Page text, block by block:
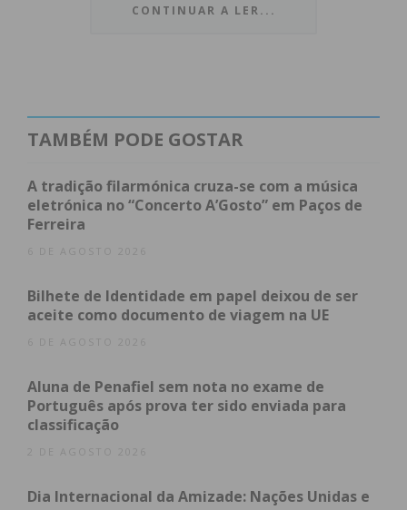
Mosteiro de Ferreira, estarão Alexandre Andrade,
que dedica as suas atuações ao repertório dos
época, os seus programas procuram evidenciar os
grandes compositores de referência europeia, bem
como os mestres do barroco ibérico”, explica a
do Românico
O repertório do I Ciclo de Música Antiga pelo
Interior do Património conta com obras de Carlos
Avondano (1741-1788).
CONTINUAR A LER...
TAMBÉM PODE GOSTAR
A tradição filarmónica cruza-se com a música
eletrónica no “Concerto A’Gosto” em Paços de
Ferreira
6 DE AGOSTO 2026
Bilhete de Identidade em papel deixou de ser
aceite como documento de viagem na UE
6 DE AGOSTO 2026
Aluna de Penafiel sem nota no exame de
Português após prova ter sido enviada para
classificação
2 DE AGOSTO 2026
Dia Internacional da Amizade: Nações Unidas e